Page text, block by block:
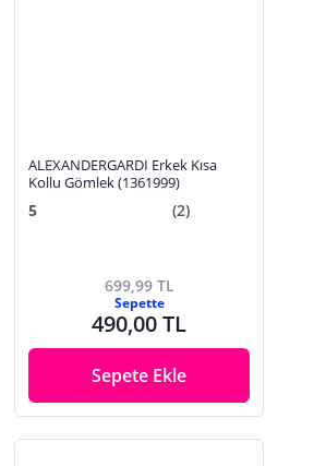
ALEXANDERGARDI Erkek Kısa
Kollu Gömlek (1361999)
5 (2)
699,99 TL
Sepette
490,00 TL
Sepete Ekle